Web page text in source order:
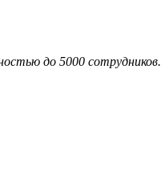
до 5000 сотрудников.